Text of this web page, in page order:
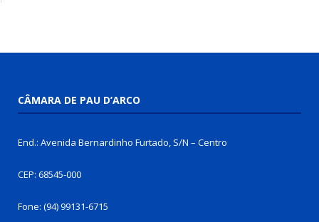
CÂMARA DE PAU D’ARCO
End.: Avenida Bernardinho Furtado, S/N – Centro
CEP: 68545-000
Fone: (94) 99131-6715